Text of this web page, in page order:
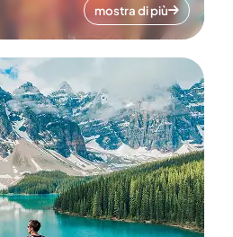
mostra di più